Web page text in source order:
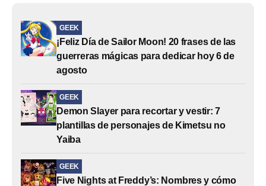
GEEK
¡Feliz Día de Sailor Moon! 20 frases de las
guerreras mágicas para dedicar hoy 6 de
agosto
GEEK
Demon Slayer para recortar y vestir: 7
plantillas de personajes de Kimetsu no
Yaiba
GEEK
Five Nights at Freddy’s: Nombres y cómo